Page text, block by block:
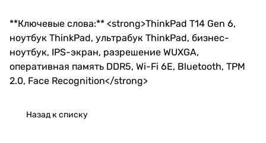
**Ключевые слова:** <strong>ThinkPad T14 Gen 6,
ноутбук ThinkPad, ультрабук ThinkPad, бизнес-
ноутбук, IPS-экран, разрешение WUXGA,
оперативная память DDR5, Wi-Fi 6E, Bluetooth, TPM
2.0, Face Recognition</strong>
Назад к списку